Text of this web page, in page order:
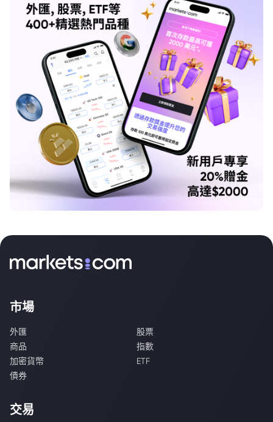
市場
外匯
股票
商品
指數
加密貨幣
ETF
債券
交易